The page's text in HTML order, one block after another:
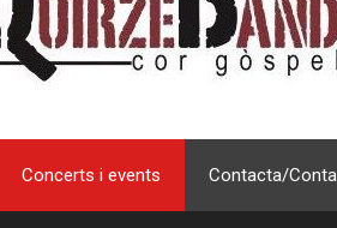
Concerts i events Contacta/